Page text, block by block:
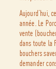
Aujourd’hui,
année. Le
vente
dans toute la
bouchers
demander